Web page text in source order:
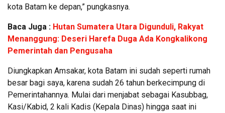
kota Batam ke depan,” pungkasnya.
Baca Juga : Hutan Sumatera Utara Digunduli, Rakyat
Menanggung: Deseri Harefa Duga Ada Kongkalikong
Pemerintah dan Pengusaha
Diungkapkan Amsakar, kota Batam ini sudah seperti rumah
besar bagi saya, karena sudah 26 tahun berkecimpung di
Pemerintahannya. Mulai dari menjabat sebagai Kasubbag,
Kasi/Kabid, 2 kali Kadis (Kepala Dinas) hingga saat ini